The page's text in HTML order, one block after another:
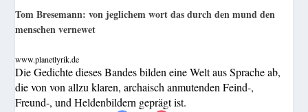
Tom Bresemann: von jeglichem wort das durch den mund den
menschen vernewet
www.planetlyrik.de
Die Gedichte dieses Bandes bilden eine Welt aus Sprache ab,
die von von allzu klaren, archaisch anmutenden Feind-,
Freund-, und Heldenbildern geprägt ist.